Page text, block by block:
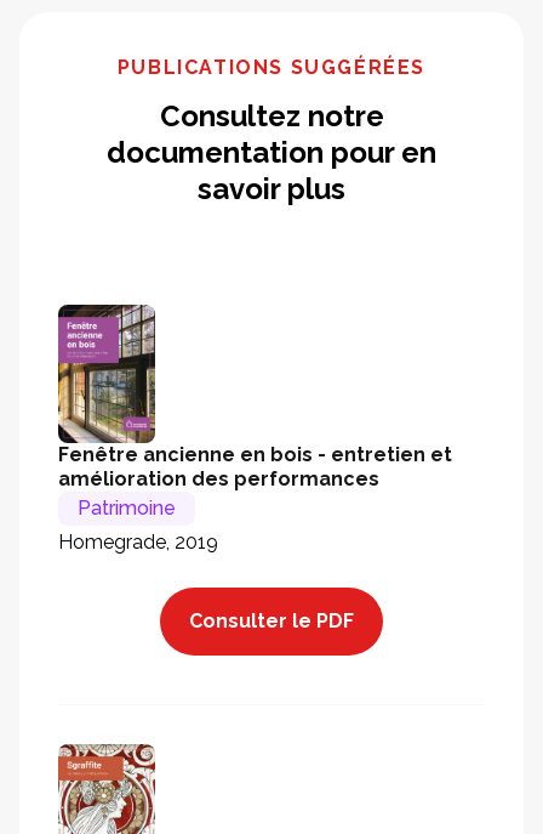
PUBLICATIONS SUGGÉRÉES
Consultez notre
documentation pour en
savoir plus
Fenêtre ancienne en bois - entretien et
amélioration des performances
Patrimoine
Homegrade, 2019
Consulter le PDF